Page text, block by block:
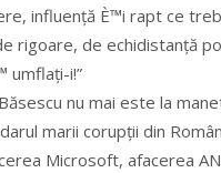
influență È™i rapt ce
rigoare, de echidistanță
i!”
nu mai este la
marii corupții din
Microsoft, afacerea